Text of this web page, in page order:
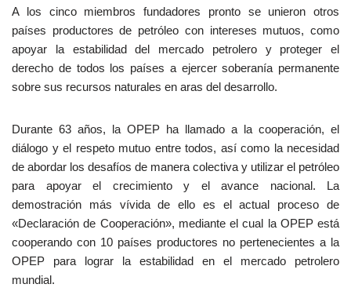
A los cinco miembros fundadores pronto se unieron otros
países productores de petróleo con intereses mutuos, como
apoyar la estabilidad del mercado petrolero y proteger el
derecho de todos los países a ejercer soberanía permanente
sobre sus recursos naturales en aras del desarrollo.
Durante 63 años, la OPEP ha llamado a la cooperación, el
diálogo y el respeto mutuo entre todos, así como la necesidad
de abordar los desafíos de manera colectiva y utilizar el petróleo
para apoyar el crecimiento y el avance nacional. La
demostración más vívida de ello es el actual proceso de
«Declaración de Cooperación», mediante el cual la OPEP está
cooperando con 10 países productores no pertenecientes a la
OPEP para lograr la estabilidad en el mercado petrolero
mundial.